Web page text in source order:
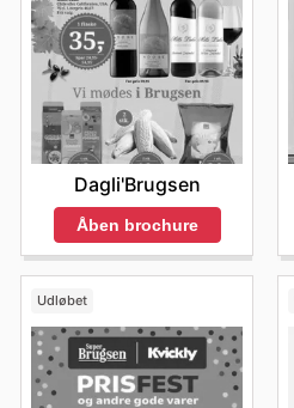
Dagli'Brugsen
Åben brochure
Udløbet